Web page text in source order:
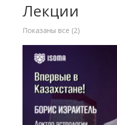
Лекции
Показаны все (2)